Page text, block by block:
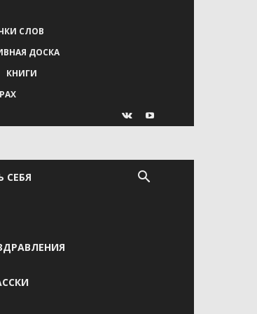
СЛОВ
ДОСКА
КНИГИ
СЕБЯ